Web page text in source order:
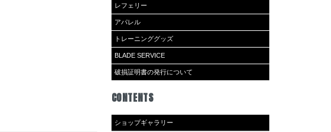
レフェリー
アパレル
トレーニンググッズ
BLADE SERVICE
破損証明書の発行について
CONTENTS
ショップギャラリー